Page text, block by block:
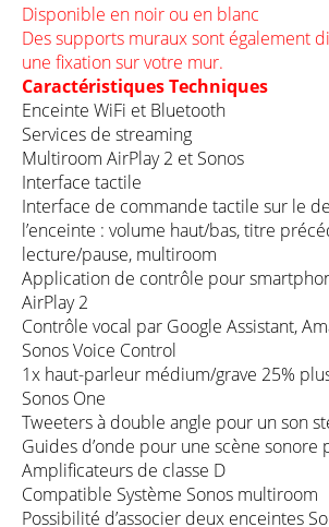
Disponible en noir ou en blanc
Des supports muraux sont également
une fixation sur votre mur.
Caractéristiques Techniques
Enceinte WiFi et Bluetooth
Services de streaming
Multiroom AirPlay 2 et Sonos
Interface tactile
Interface de commande tactile sur le
l’enceinte : volume haut/bas, titre
lecture/pause, multiroom
Application de contrôle pour
AirPlay 2
Contrôle vocal par Google Assistant,
Sonos Voice Control
1x haut-parleur médium/grave 25%
Sonos One
Tweeters à double angle pour un son
Guides d’onde pour une scène sonore
Amplificateurs de classe D
Compatible Système Sonos multiroom
Possibilité d’associer deux enceintes